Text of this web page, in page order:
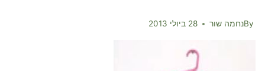
Byנחמה שור 28 ביולי 2013